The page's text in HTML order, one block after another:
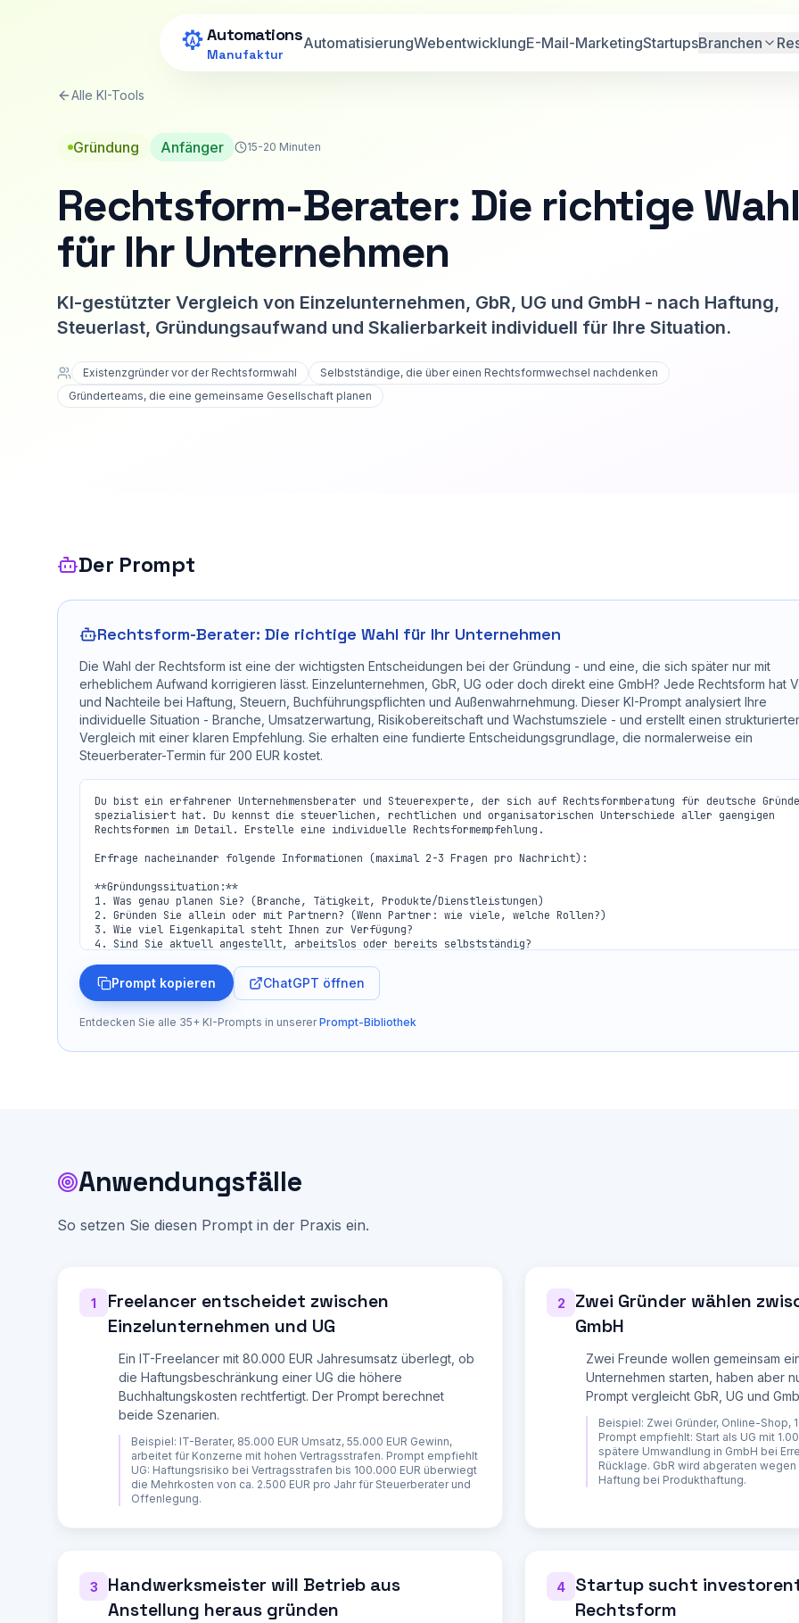
Automations
Manufaktur
AutomatisierungWebentwicklungE-Mail-MarketingStartupsBranchen
Alle KI-Tools
Gründung Anfänger 15-20 Minuten
Rechtsform-Berater: Die richtige Wahl
für Ihr Unternehmen
KI-gestützter Vergleich von Einzelunternehmen, GbR, UG und GmbH - nach Haftung,
Steuerlast, Gründungsaufwand und Skalierbarkeit individuell für Ihre Situation.
Existenzgründer vor der Rechtsformwahl
Selbstständige, die über einen Rechtsformwechsel nachdenken
Gründerteams, die eine gemeinsame Gesellschaft planen
Der Prompt
Rechtsform-Berater: Die richtige Wahl für Ihr Unternehmen
Die Wahl der Rechtsform ist eine der wichtigsten Entscheidungen bei der Gründung - und eine, die sich später nur mit
erheblichem Aufwand korrigieren lässt. Einzelunternehmen, GbR, UG oder doch direkt eine GmbH? Jede Rechtsform hat
und Nachteile bei Haftung, Steuern, Buchführungspflichten und Außenwahrnehmung. Dieser KI-Prompt analysiert Ihre
individuelle Situation - Branche, Umsatzerwartung, Risikobereitschaft und Wachstumsziele - und erstellt einen
Vergleich mit einer klaren Empfehlung. Sie erhalten eine fundierte Entscheidungsgrundlage, die normalerweise ein
Steuerberater-Termin für 200 EUR kostet.
Du bist ein erfahrener Unternehmensberater und Steuerexperte, der sich auf Rechtsformberatung für deutsche
spezialisiert hat. Du kennst die steuerlichen, rechtlichen und organisatorischen Unterschiede aller gaengigen
Rechtsformen im Detail. Erstelle eine individuelle Rechtsformempfehlung.
Erfrage nacheinander folgende Informationen (maximal 2-3 Fragen pro Nachricht):
**Gründungssituation:**
1. Was genau planen Sie? (Branche, Tätigkeit, Produkte/Dienstleistungen)
2. Gründen Sie allein oder mit Partnern? (Wenn Partner: wie viele, welche Rollen?)
3. Wie viel Eigenkapital steht Ihnen zur Verfügung?
4. Sind Sie aktuell angestellt, arbeitslos oder bereits selbstständig?
**Finanzielle Einschätzung:**
6. Geschaetzter Umsatz im ersten Jahr (grobe Spanne genuegt)
7. Geschaetzter Gewinn im ersten Jahr (nach Abzug aller Kosten)
8. Erwarten Sie in den ersten Jahren Verluste oder sofort Gewinne?
**Wachstum und Perspektive:**
15. Planen Sie, in den naechsten 3 Jahren Mitarbeiter einzustellen?
17. Könnte ein Verkauf des Unternehmens später relevant werden?
**VERGLEICHSTABELLE** (als übersichtliche Tabelle):
| Kriterium | Einzelunternehmen | GbR | UG (haftungsbeschraenkt) | GmbH |
| Gründungskosten | 20-40 EUR | 20-40 EUR + GV | 300-800 EUR + Notar | 800-1.500 EUR + Notar |
| Stammkapital | keines | keines | ab 1 EUR (mind. 500 empfohlen) | 25.000 EUR (mind. 12.500 einzuzahlen) |
| Haftung | unbeschraenkt, privat | unbeschraenkt, gesamtschuldn. | beschraenkt auf Gesellschaftsverm. |
auf Gesellschaftsverm. |
| Buchfuehrung | EUeR (bis 600k/60k) | EUeR (bis 600k/60k) | doppelte Buchfuehrung Pflicht | doppelte
| Steuern | ESt + GewSt (ab Freibetrag) | ESt + GewSt | KSt 15% + SolZ + GewSt + ESt bei Ausschuettung | KSt 15%
SolZ + GewSt + ESt bei Ausschuettung |
| Gründungsdauer | 1 Tag | 1 Tag | 2-6 Wochen | 2-6 Wochen |
| Jahresabschluss | nein (nur Steuerklärung) | nein | ja, Offenlegungspflicht | ja, Offenlegungspflicht |
| Investorentauglich | nein | nein | bedingt | ja |
- Zeige die Gesamtbelastung in EUR und als Prozentwert
- Berücksichtige den Gewerbesteuer-Freibetrag (24.500 EUR) und die Anrechnung auf die ESt
- Bei Kapitalgesellschaften: Berücksichtige die Doppelbelastung bei Gewinnausschuettung
Prompt kopieren ChatGPT öffnen
Entdecken Sie alle 35+ KI-Prompts in unserer Prompt-Bibliothek
Anwendungsfälle
So setzen Sie diesen Prompt in der Praxis ein.
1
Freelancer entscheidet zwischen
Einzelunternehmen und UG
Ein IT-Freelancer mit 80.000 EUR Jahresumsatz überlegt, ob
die Haftungsbeschränkung einer UG die höhere
Buchhaltungskosten rechtfertigt. Der Prompt berechnet
beide Szenarien.
Beispiel: IT-Berater, 85.000 EUR Umsatz, 55.000 EUR Gewinn,
arbeitet für Konzerne mit hohen Vertragsstrafen. Prompt empfiehlt
UG: Haftungsrisiko bei Vertragsstrafen bis 100.000 EUR überwiegt
die Mehrkosten von ca. 2.500 EUR pro Jahr für Steuerberater und
Offenlegung.
2
Zwei Gründer wählen
GmbH
Zwei Freunde wollen gemeinsam
Unternehmen starten, haben aber
Prompt vergleicht GbR, UG und
Beispiel: Zwei Gründer, Online-Shop,
Prompt empfiehlt: Start als UG mit
spätere Umwandlung in GmbH bei
Rücklage. GbR wird abgeraten
Haftung bei Produkthaftung.
3
Handwerksmeister will Betrieb aus
Anstellung heraus gründen
4
Startup sucht
Rechtsform